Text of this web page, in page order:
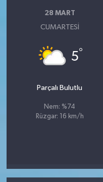
28 MART
CUMARTESI
5°
Parçalı Bulutlu
Nem: %74
Rüzgar: 16 km/h